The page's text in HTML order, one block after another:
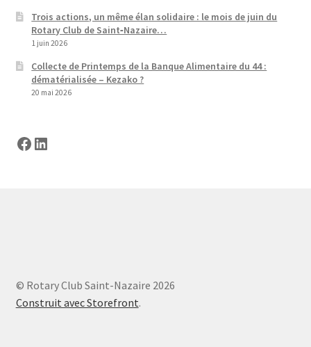
Trois actions, un même élan solidaire : le mois de juin du
Rotary Club de Saint‑Nazaire…
1 juin 2026
Collecte de Printemps de la Banque Alimentaire du 44 :
dématérialisée – Kezako ?
20 mai 2026
Facebook
LinkedIn
© Rotary Club Saint-Nazaire 2026
Construit avec Storefront.